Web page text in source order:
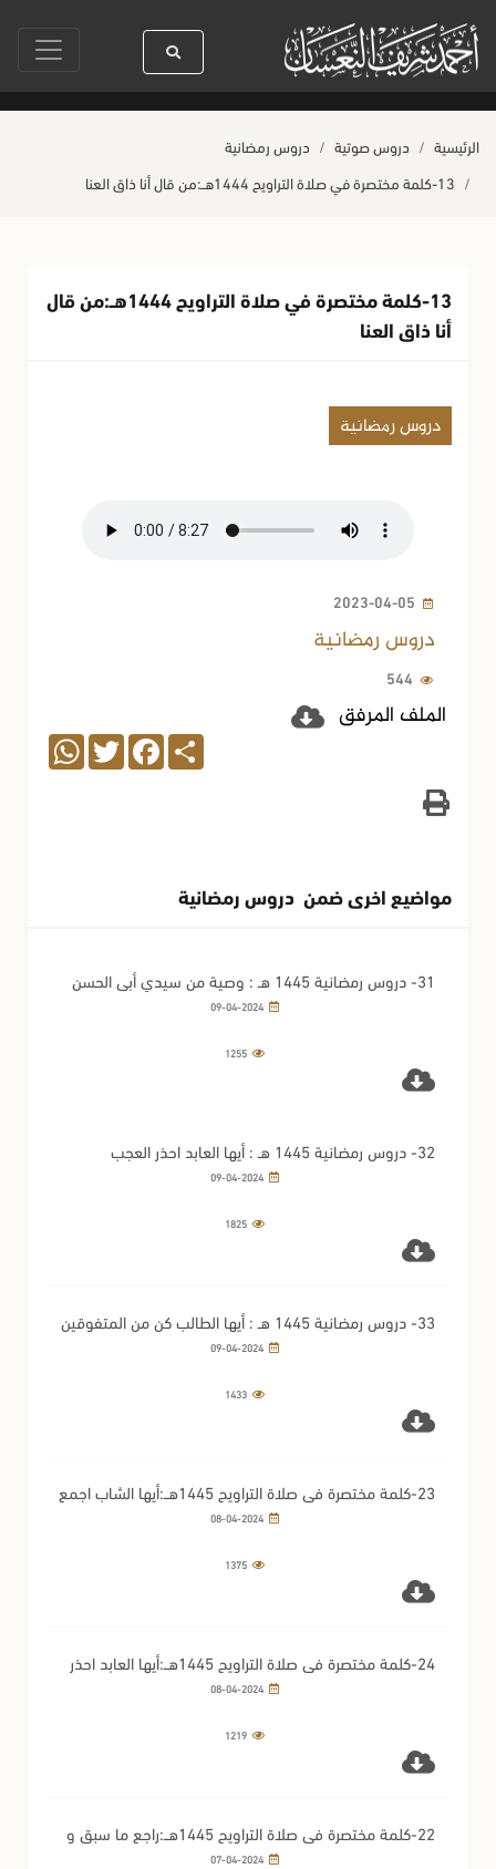
سيدنا رسول الله ﷺ كله رحمة صلاة آخر أربعاء من صفر حياة القلوب
الرئيسية دروس صوتية
دروس رمضانية
13-كلمة مختصرة في صلاة التراويح 1444هــ:من قال أنا ذاق العنا
13-كلمة مختصرة في صلاة التراويح 1444هــ:من قال
أنا ذاق العنا
دروس رمضانية
2023-04-05
دروس رمضانية
544
الملف المرفق
Share
Facebook
Twitter
WhatsApp
مواضيع اخرى ضمن دروس رمضانية
31- دروس رمضانية 1445 هـ : وصية من سيدي أبي الحسن
09-04-2024
1255
32- دروس رمضانية 1445 هـ : أيها العابد احذر العجب
09-04-2024
1825
33- دروس رمضانية 1445 هـ : أيها الطالب كن من المتفوقين
09-04-2024
1433
23-كلمة مختصرة في صلاة التراويح 1445هــ:أيها الشاب اجمع
08-04-2024
1375
24-كلمة مختصرة في صلاة التراويح 1445هــ:أيها العابد احذر
08-04-2024
1219
22-كلمة مختصرة في صلاة التراويح 1445هــ:راجع ما سبق و
07-04-2024